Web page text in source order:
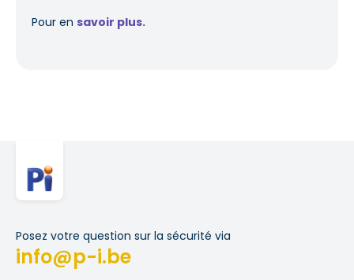
Pour en savoir plus.
Posez votre question sur la sécurité via
info@p-i.be